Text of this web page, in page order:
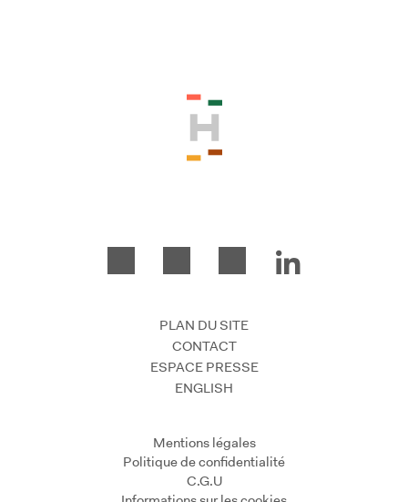
PLAN DU SITE
CONTACT
ESPACE PRESSE
ENGLISH
Mentions légales
Politique de confidentialité
C.G.U